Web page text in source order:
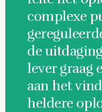
complexe
de
lever graag
aan het
heldere